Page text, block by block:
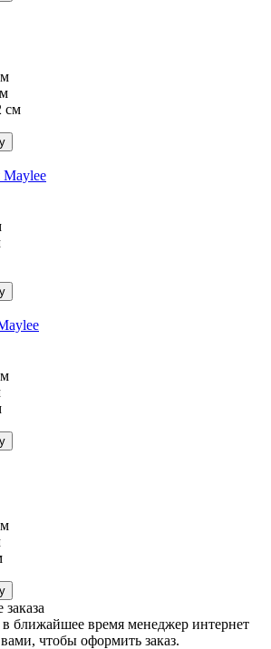
см
Maylee
ближайшее время менеджер интернет
чтобы оформить заказ.